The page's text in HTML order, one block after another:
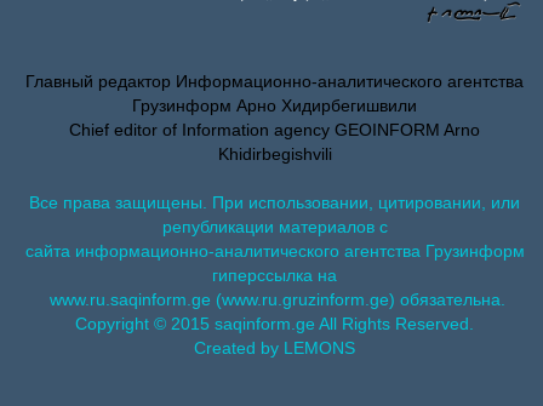
Главный редактор Информационно-аналитического агентства
Грузинформ Арно Хидирбегишвили
Chief editor of Information agency GEOINFORM Arno
Khidirbegishvili
Все права защищены. При использовании, цитировании, или
републикации материалов с
сайта информационно-аналитического агентства Грузинформ
гиперссылка на
www.ru.saqinform.ge (www.ru.gruzinform.ge) обязательна.
Copyright © 2015 saqinform.ge All Rights Reserved.
Created by LEMONS